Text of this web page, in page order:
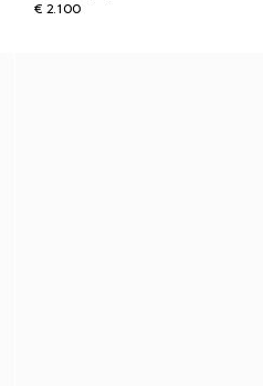
€ 2.100